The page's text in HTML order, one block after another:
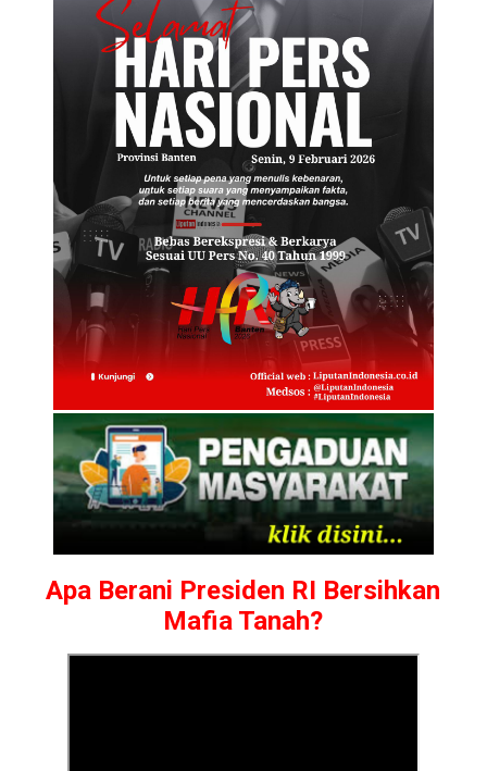
Apa Berani Presiden RI Bersihkan
Mafia Tanah?